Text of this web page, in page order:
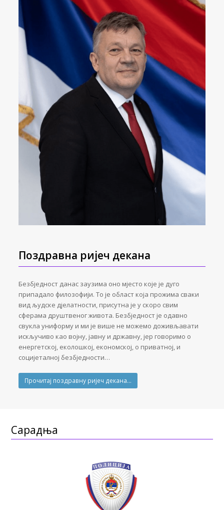
Поздравна ријеч декана
Безбједност данас заузима оно мјесто које је дуго
припадало филозофији. То је област која прожима сваки
вид људске дјелатности, присутна је у скоро свим
сферама друштвеног живота. Безбједност је одавно
свукла униформу и ми је више не можемо доживљавати
искључиво као војну, јавну и државну, јер говоримо о
енергетској, еколошкој, економској, о приватној, и
социјеталној безбједности…
Прочитај поздравну ријеч декана…
Сарадња